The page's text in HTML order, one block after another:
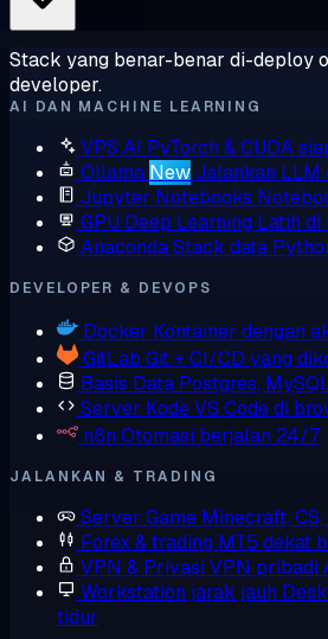
Stack yang benar-benar di-deploy
developer.
AI DAN MACHINE LEARNING
VPS AI PyTorch & CUDA
Ollama NewJalankan LLM
Jupyter Notebooks
GPU Deep Learning Latih di
AnacondaStack data
DEVELOPER & DEVOPS
Docker Kontainer dengan
GitLab Git + CI/CD yang
Basis Data Postgres,
Server KodeVS Code di
n8n Otomasi berjalan 24/7
JALANKAN & TRADING
Server Game Minecraft,
Forex & trading MT5 dekat
VPN & Privasi VPN pribadi
Workstation jarak jauh
tidur